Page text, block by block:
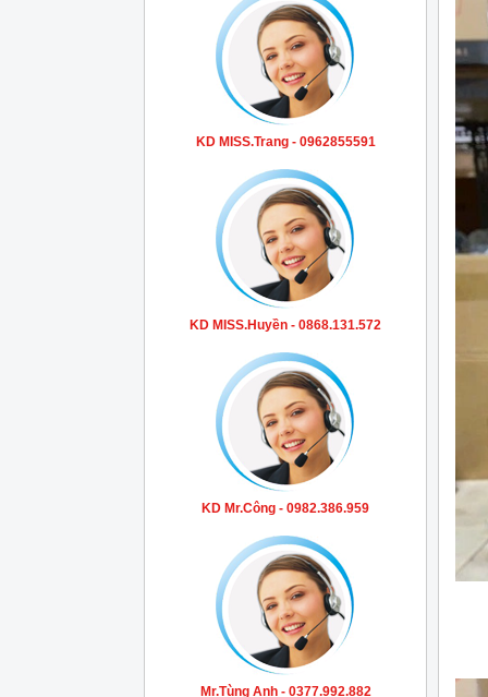
KD MISS.Trang - 0962855591
KD MISS.Huyền - 0868.131.572
KD Mr.Công - 0982.386.959
Mr.Tùng Anh - 0377.992.882